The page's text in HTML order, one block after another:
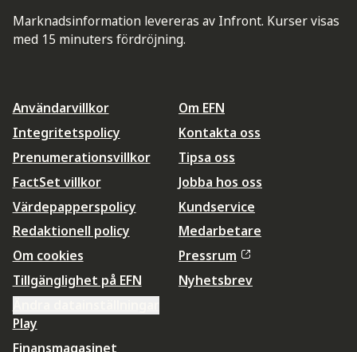
Marknadsinformation levereras av Infront. Kurser visas
med 15 minuters fördröjning.
Användarvillkor
Integritetspolicy
Prenumerationsvillkor
FactSet villkor
Värdepapperspolicy
Redaktionell policy
Om cookies
Tillgänglighet på EFN
Om EFN
Kontakta oss
Tipsa oss
Jobba hos oss
Kundservice
Medarbetare
Pressrum
Nyhetsbrev
Play
Finansmagasinet